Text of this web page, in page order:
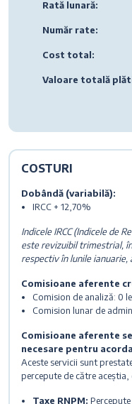
Rată lunară:
Număr rate:
Cost total:
Valoare totală
COSTURI
Dobândă (variabilă):
IRCC + 12,70%
Indicele IRCC (Indicele de
este revizuibil trimestrial,
respectiv în lunile ianuarie,
Comisioane aferente
Comision de analiză: 0
Comision lunar de
Comisioane aferente
necesare pentru
Aceste servicii sunt
percepute de către
Taxe RNPM: